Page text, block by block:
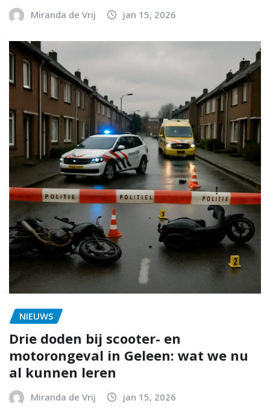
Miranda de Vrij jan 15, 2026
NIEUWS
Drie doden bij scooter- en
motorongeval in Geleen: wat we nu
al kunnen leren
Miranda de Vrij jan 15, 2026